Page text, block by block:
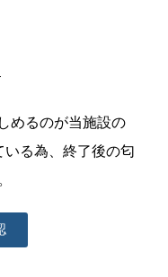
めるのが当施設の
る為、終了後の匂